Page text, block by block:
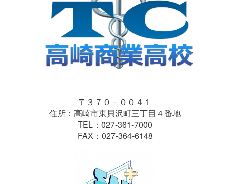
〒３７０－００４１
住所：高崎市東貝沢町三丁目４番地
TEL：027-361-7000
FAX：027-364-6148